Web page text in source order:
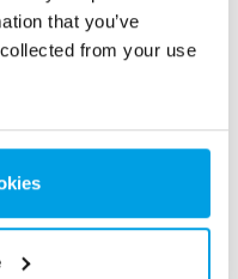
that you’ve
from your use